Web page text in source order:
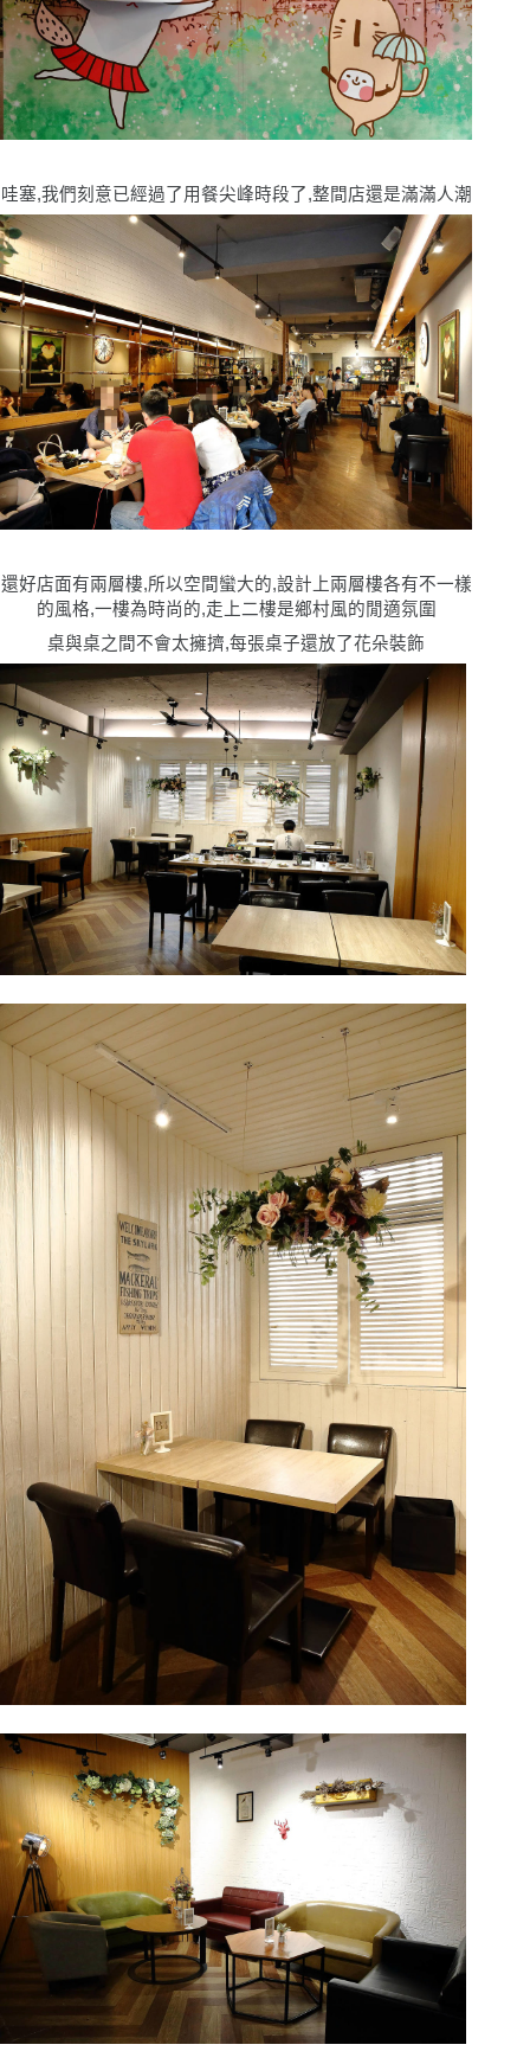
哇塞,我們刻意已經過了用餐尖峰時段了,整間店還是滿滿人潮
還好店面有兩層樓,所以空間蠻大的,設計上兩層樓各有不一樣
的風格,一樓為時尚的,走上二樓是鄉村風的閒適氛圍
桌與桌之間不會太擁擠,每張桌子還放了花朵裝飾